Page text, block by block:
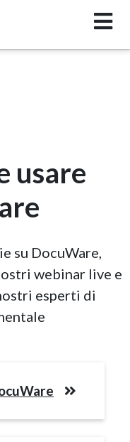
usare
su DocuWare,
webinar live e
esperti di